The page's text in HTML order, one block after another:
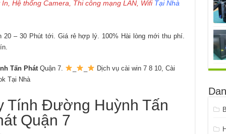
Hệ thống Camera, Thi công mạng LAN, Wifi Tại Nhà
20 – 30 Phút tới. Giá rẻ hợp lý. 100% Hài lòng mới thu phí.
Tấn PhátQuận 7.
Dịch vụ cài win 7 8 10, Cài
Tại Nhà
Tính Đường Huỳnh Tấn
Quận 7